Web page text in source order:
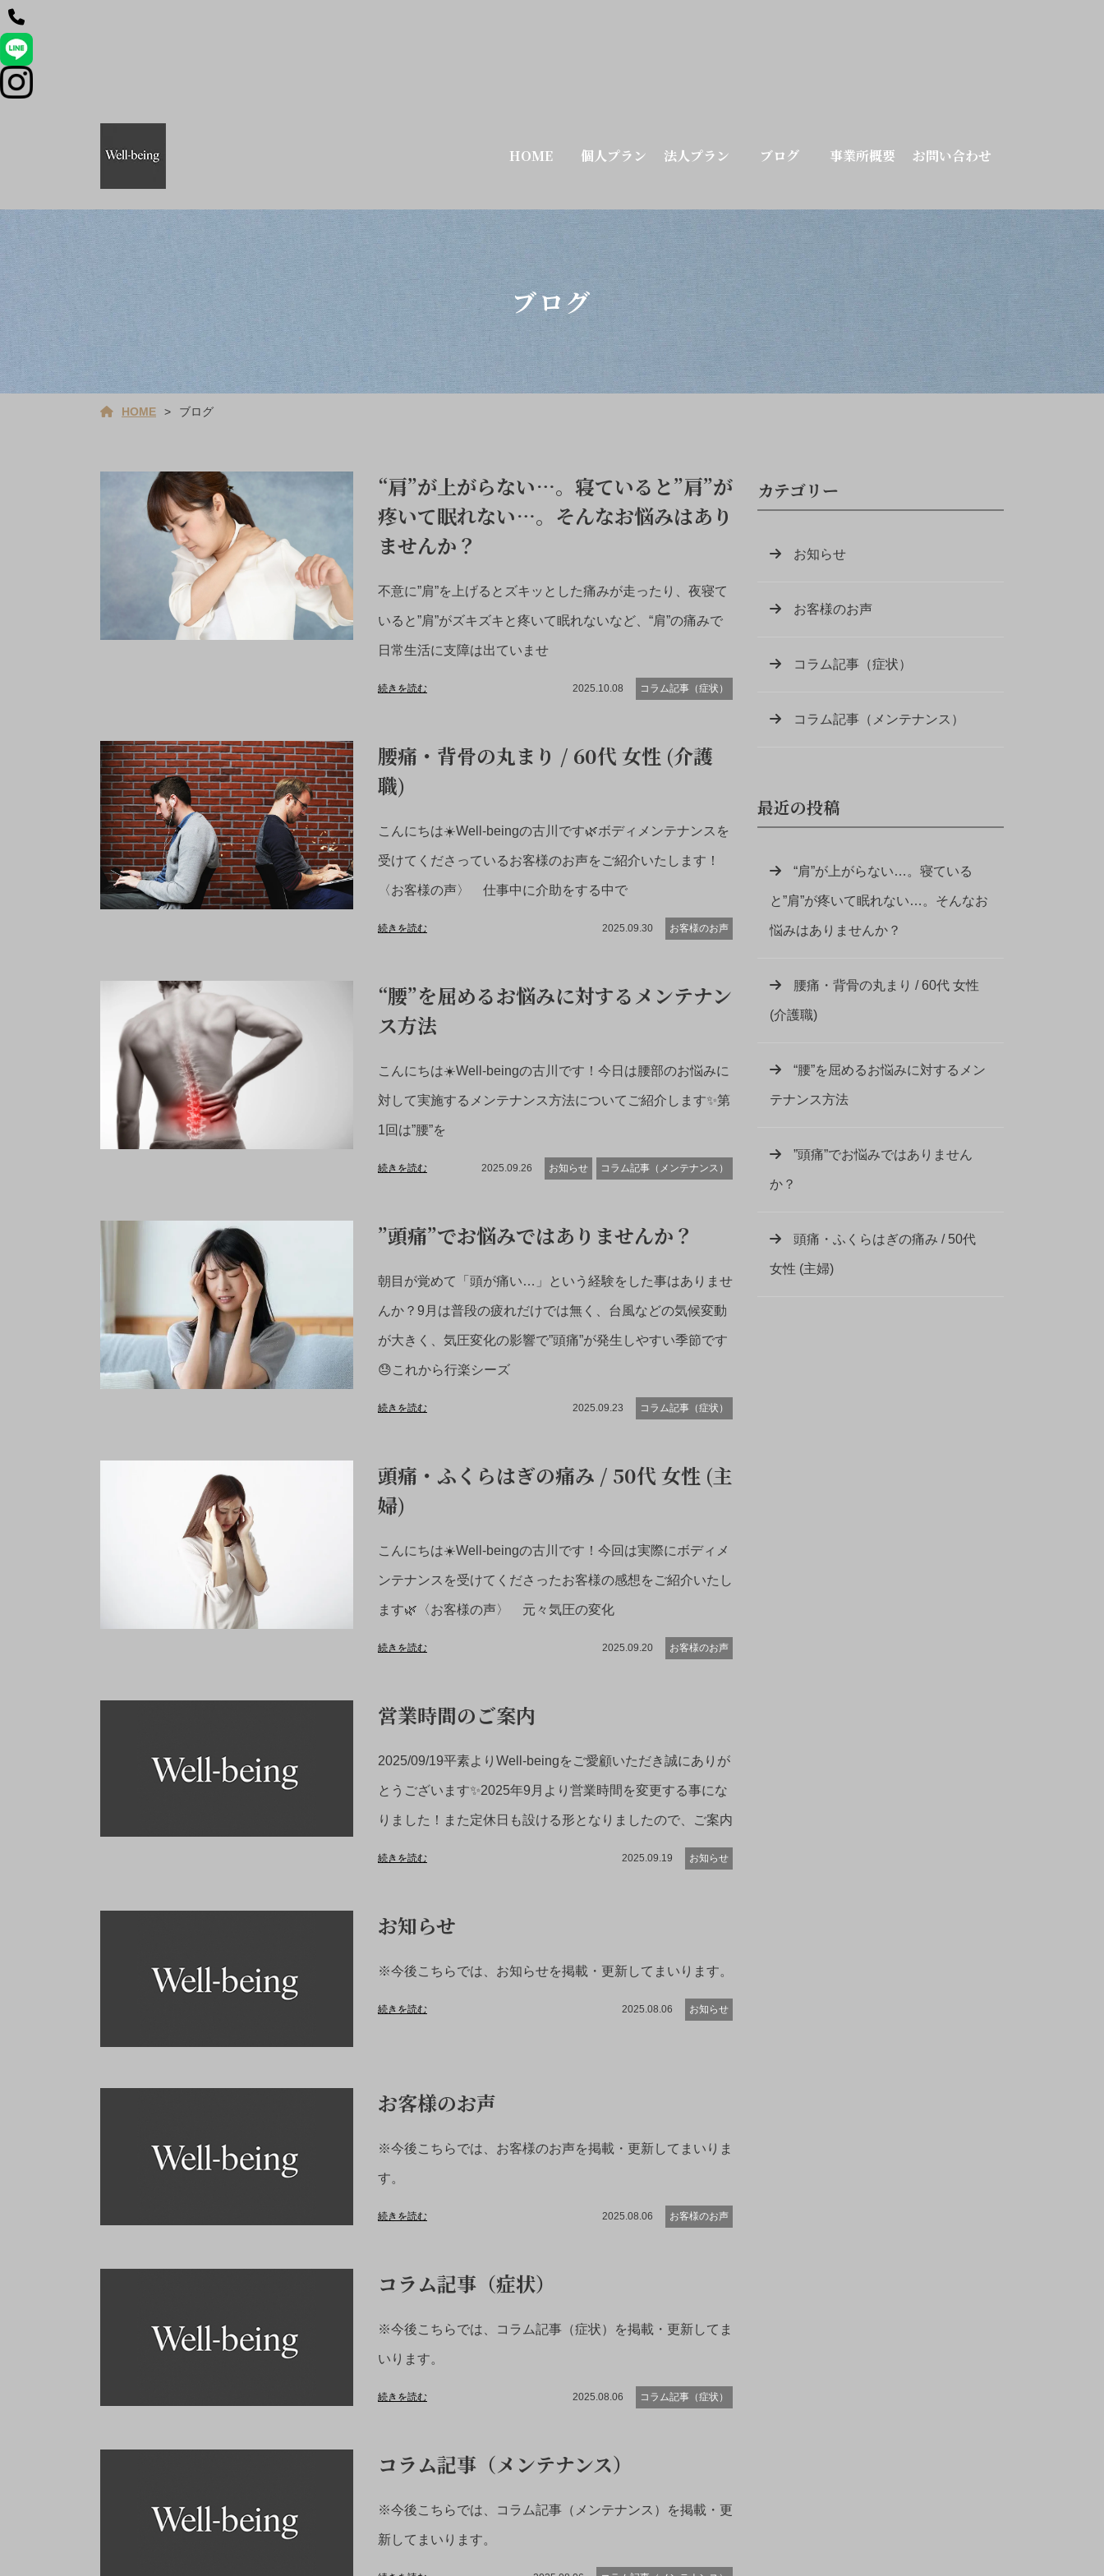
HOME 個人プラン 法人プラン ブログ 事業所概要 お問い合わせ
ブログ
HOME ブログ
“肩”が上がらない…。寝ていると”肩”が
疼いて眠れない…。そんなお悩みはあり
ませんか？
不意に”肩”を上げるとズキッとした痛みが走ったり、夜寝て
いると”肩”がズキズキと疼いて眠れないなど、“肩”の痛みで
日常生活に支障は出ていませ
続きを読む 2025.10.08 コラム記事（症状）
腰痛・背骨の丸まり / 60代 女性 (介護
職)
こんにちは☀️Well-beingの古川です🌿ボディメンテナンスを
受けてくださっているお客様のお声をご紹介いたします！
〈お客様の声〉 仕事中に介助をする中で
続きを読む 2025.09.30 お客様のお声
“腰”を屈めるお悩みに対するメンテナン
ス方法
こんにちは☀️Well-beingの古川です！今日は腰部のお悩みに
対して実施するメンテナンス方法についてご紹介します✨第
1回は”腰”を
続きを読む 2025.09.26 お知らせ コラム記事（メンテナンス）
”頭痛”でお悩みではありませんか？
朝目が覚めて「頭が痛い…」という経験をした事はありませ
んか？9月は普段の疲れだけでは無く、台風などの気候変動
が大きく、気圧変化の影響で”頭痛”が発生しやすい季節です
😓これから行楽シーズ
続きを読む 2025.09.23 コラム記事（症状）
頭痛・ふくらはぎの痛み / 50代 女性 (主
婦)
こんにちは☀️Well-beingの古川です！今回は実際にボディメ
ンテナンスを受けてくださったお客様の感想をご紹介いたし
ます🌿〈お客様の声〉 元々気圧の変化
続きを読む 2025.09.20 お客様のお声
営業時間のご案内
2025/09/19平素よりWell-beingをご愛顧いただき誠にありが
とうございます✨2025年9月より営業時間を変更する事にな
りました！また定休日も設ける形となりましたので、ご案内
続きを読む 2025.09.19 お知らせ
お知らせ
※今後こちらでは、お知らせを掲載・更新してまいります。
続きを読む 2025.08.06 お知らせ
お客様のお声
※今後こちらでは、お客様のお声を掲載・更新してまいりま
す。
続きを読む 2025.08.06 お客様のお声
コラム記事（症状）
※今後こちらでは、コラム記事（症状）を掲載・更新してま
いります。
続きを読む 2025.08.06 コラム記事（症状）
コラム記事（メンテナンス）
※今後こちらでは、コラム記事（メンテナンス）を掲載・更
新してまいります。
カテゴリー
お知らせ
お客様のお声
コラム記事（症状）
コラム記事（メンテナンス）
最近の投稿
“肩”が上がらない…。寝ている
と”肩”が疼いて眠れない…。そんなお
悩みはありませんか？
腰痛・背骨の丸まり / 60代 女性
(介護職)
“腰”を屈めるお悩みに対するメン
テナンス方法
”頭痛”でお悩みではありません
か？
頭痛・ふくらはぎの痛み / 50代
女性 (主婦)